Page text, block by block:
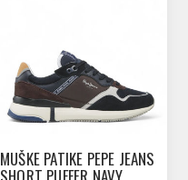
MUŠKE PATIKE PEPE JEANS